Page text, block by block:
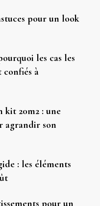
pour un look
les cas les
confiés à
kit 20m2 : une
agrandir son
: les éléments